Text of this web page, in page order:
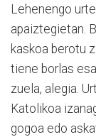
Lehenengo
apaiztegietan.
kaskoa berotu
tiene borlas
zuela, alegia.
Katolikoa
gogoa edo